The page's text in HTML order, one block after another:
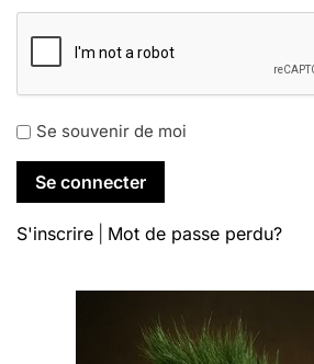
Se souvenir de moi
S'inscrire Mot de passe perdu?